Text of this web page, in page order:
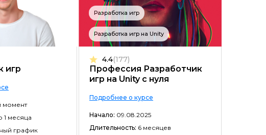
игр
момент
1 месяца
график
Разработка игр
Разработка игр на Unity
Профессия Разработчик
игр на Unity с нуля
4.4(177)
Подробнее о курсе
Начало: 09.08.2025
Длительность: 6 месяцев